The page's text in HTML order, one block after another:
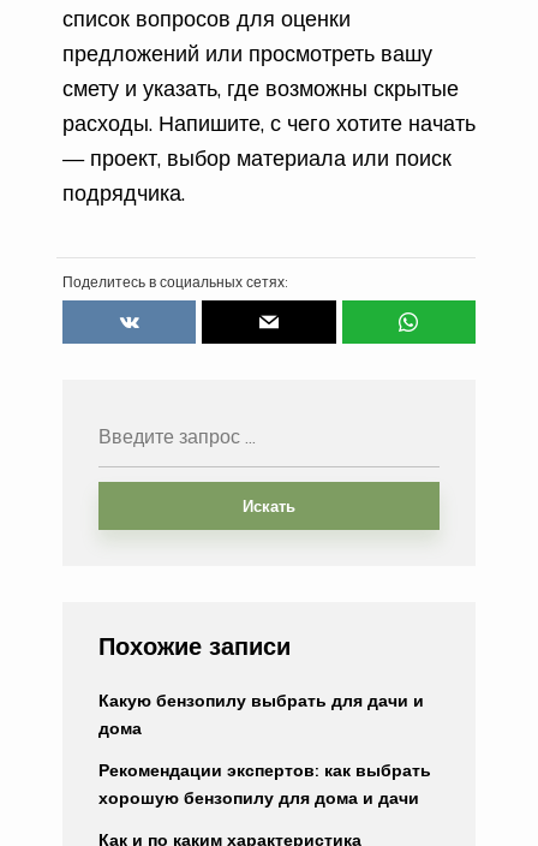
список вопросов для оценки
предложений или просмотреть вашу
смету и указать, где возможны скрытые
расходы. Напишите, с чего хотите начать
— проект, выбор материала или поиск
подрядчика.
Поделитесь в социальных сетях:
Искать
Похожие записи
Какую бензопилу выбрать для дачи и
дома
Рекомендации экспертов: как выбрать
хорошую бензопилу для дома и дачи
Как и по каким характеристика